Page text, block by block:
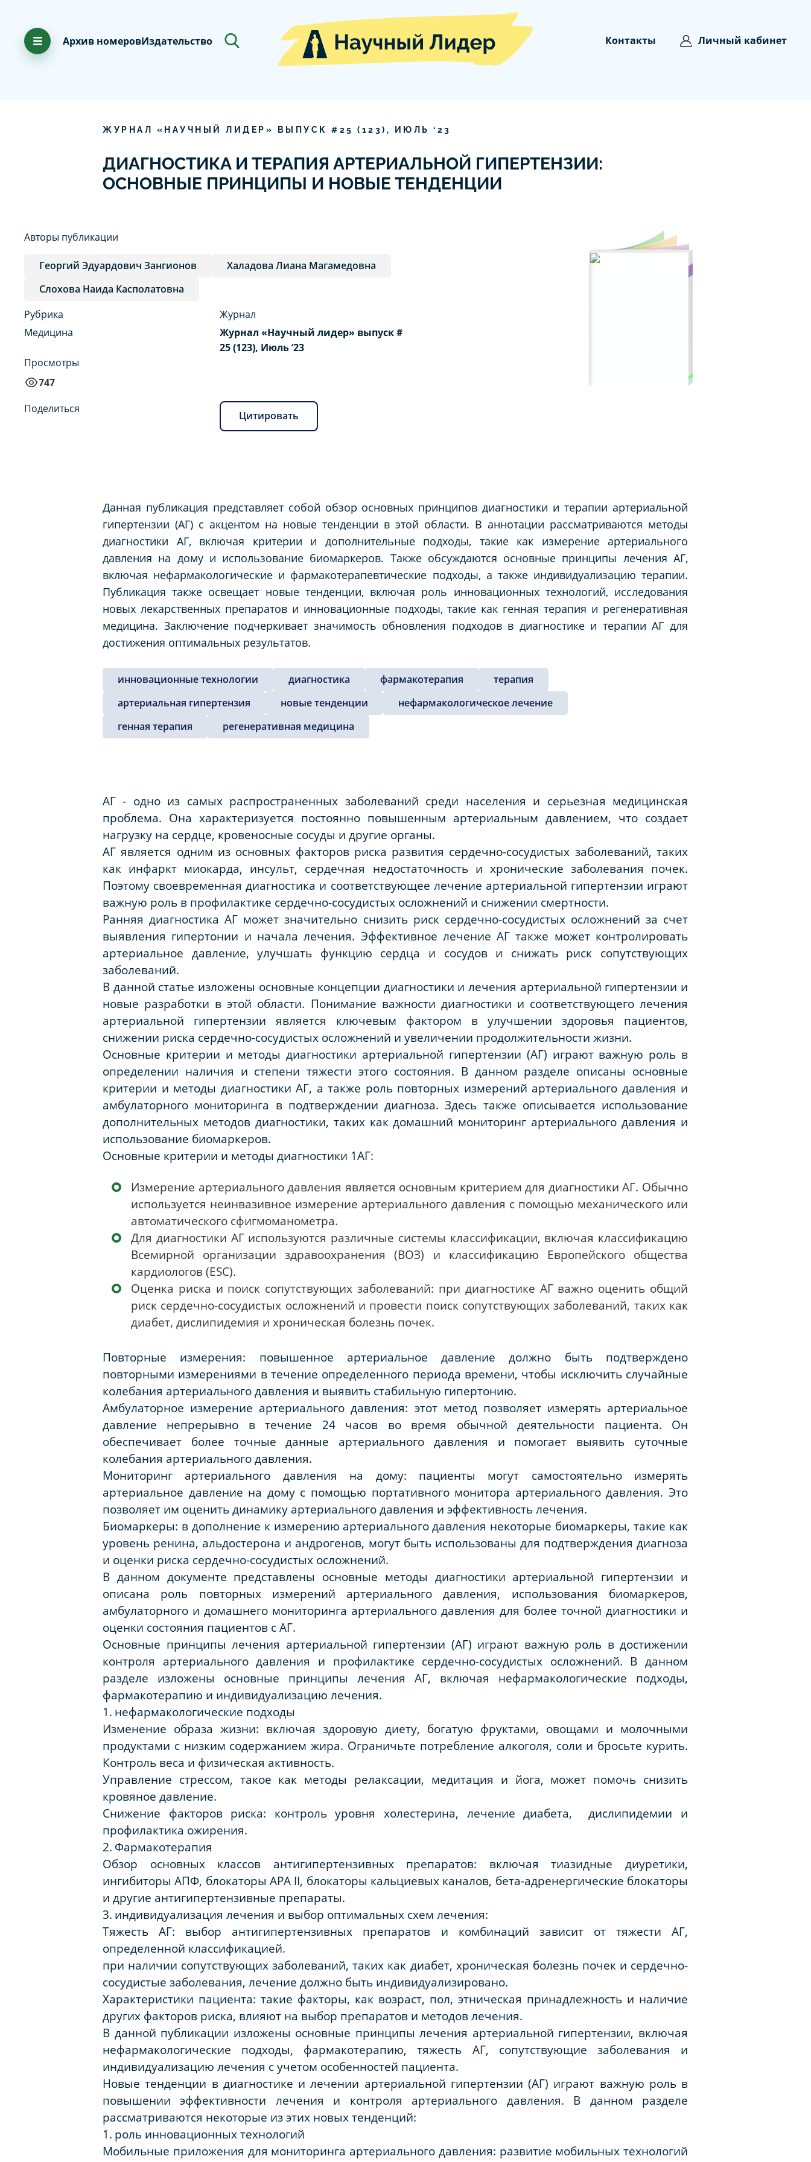
Архив номеровИздательство Контакты Личный кабинет
ЖУРНАЛ «НАУЧНЫЙ ЛИДЕР» ВЫПУСК # 25 ( 123), ИЮЛЬ ‘ 23
ДИАГНОСТИКА И ТЕРАПИЯ АРТЕРИАЛЬНОЙ ГИПЕРТЕНЗИИ:
ОСНОВНЫЕ ПРИНЦИПЫ И НОВЫЕ ТЕНДЕНЦИИ
Авторы публикации
Георгий Эдуардович Зангионов
Халадова Лиана Магамедовна
Слохова Наида Касполатовна
Рубрика
Медицина
Просмотры
747
Журнал
Журнал «Научный лидер» выпуск #
25 (123), Июль ‘23
Поделиться
Цитировать
Данная публикация представляет собой обзор основных принципов диагностики и терапии артериальной
гипертензии (АГ) с акцентом на новые тенденции в этой области. В аннотации рассматриваются методы
диагностики АГ, включая критерии и дополнительные подходы, такие как измерение артериального
давления на дому и использование биомаркеров. Также обсуждаются основные принципы лечения АГ,
включая нефармакологические и фармакотерапевтические подходы, а также индивидуализацию терапии.
Публикация также освещает новые тенденции, включая роль инновационных технологий, исследования
новых лекарственных препаратов и инновационные подходы, такие как генная терапия и регенеративная
медицина. Заключение подчеркивает значимость обновления подходов в диагностике и терапии АГ для
достижения оптимальных результатов.
инновационные технологии диагностика фармакотерапия
терапия
артериальная гипертензия
новые тенденции
нефармакологическое лечение
генная терапия
регенеративная медицина
АГ - одно из самых распространенных заболеваний среди населения и серьезная медицинская
проблема. Она характеризуется постоянно повышенным артериальным давлением, что создает
нагрузку на сердце, кровеносные сосуды и другие органы.
АГ является одним из основных факторов риска развития сердечно-сосудистых заболеваний, таких
как инфаркт миокарда, инсульт, сердечная недостаточность и хронические заболевания почек.
Поэтому своевременная диагностика и соответствующее лечение артериальной гипертензии играют
важную роль в профилактике сердечно-сосудистых осложнений и снижении смертности.
Ранняя диагностика АГ может значительно снизить риск сердечно-сосудистых осложнений за счет
выявления гипертонии и начала лечения. Эффективное лечение АГ также может контролировать
артериальное давление, улучшать функцию сердца и сосудов и снижать риск сопутствующих
заболеваний.
В данной статье изложены основные концепции диагностики и лечения артериальной гипертензии и
новые разработки в этой области. Понимание важности диагностики и соответствующего лечения
артериальной гипертензии является ключевым фактором в улучшении здоровья пациентов,
снижении риска сердечно-сосудистых осложнений и увеличении продолжительности жизни.
Основные критерии и методы диагностики артериальной гипертензии (АГ) играют важную роль в
определении наличия и степени тяжести этого состояния. В данном разделе описаны основные
критерии и методы диагностики АГ, а также роль повторных измерений артериального давления и
амбулаторного мониторинга в подтверждении диагноза. Здесь также описывается использование
дополнительных методов диагностики, таких как домашний мониторинг артериального давления и
использование биомаркеров.
Основные критерии и методы диагностики 1АГ:
Измерение артериального давления является основным критерием для диагностики АГ. Обычно
используется неинвазивное измерение артериального давления с помощью механического или
автоматического сфигмоманометра.
Для диагностики АГ используются различные системы классификации, включая классификацию
Всемирной организации здравоохранения (ВОЗ) и классификацию Европейского общества
кардиологов (ESC).
Оценка риска и поиск сопутствующих заболеваний: при диагностике АГ важно оценить общий
риск сердечно-сосудистых осложнений и провести поиск сопутствующих заболеваний, таких как
диабет, дислипидемия и хроническая болезнь почек.
Повторные измерения: повышенное артериальное давление должно быть подтверждено
повторными измерениями в течение определенного периода времени, чтобы исключить случайные
колебания артериального давления и выявить стабильную гипертонию.
Амбулаторное измерение артериального давления: этот метод позволяет измерять артериальное
давление непрерывно в течение 24 часов во время обычной деятельности пациента. Он
обеспечивает более точные данные артериального давления и помогает выявить суточные
колебания артериального давления.
Мониторинг артериального давления на дому: пациенты могут самостоятельно измерять
артериальное давление на дому с помощью портативного монитора артериального давления. Это
позволяет им оценить динамику артериального давления и эффективность лечения.
Биомаркеры: в дополнение к измерению артериального давления некоторые биомаркеры, такие как
уровень ренина, альдостерона и андрогенов, могут быть использованы для подтверждения диагноза
и оценки риска сердечно-сосудистых осложнений.
В данном документе представлены основные методы диагностики артериальной гипертензии и
описана роль повторных измерений артериального давления, использования биомаркеров,
амбулаторного и домашнего мониторинга артериального давления для более точной диагностики и
оценки состояния пациентов с АГ.
Основные принципы лечения артериальной гипертензии (АГ) играют важную роль в достижении
контроля артериального давления и профилактике сердечно-сосудистых осложнений. В данном
разделе изложены основные принципы лечения АГ, включая нефармакологические подходы,
фармакотерапию и индивидуализацию лечения.
1. нефармакологические подходы
Изменение образа жизни: включая здоровую диету, богатую фруктами, овощами и молочными
продуктами с низким содержанием жира. Ограничьте потребление алкоголя, соли и бросьте курить.
Контроль веса и физическая активность.
Управление стрессом, такое как методы релаксации, медитация и йога, может помочь снизить
кровяное давление.
Снижение факторов риска: контроль уровня холестерина, лечение диабета, дислипидемии и
профилактика ожирения.
2. Фармакотерапия
Обзор основных классов антигипертензивных препаратов: включая тиазидные диуретики,
ингибиторы АПФ, блокаторы АРА II, блокаторы кальциевых каналов, бета-адренергические блокаторы
и другие антигипертензивные препараты.
3. индивидуализация лечения и выбор оптимальных схем лечения:
Тяжесть АГ: выбор антигипертензивных препаратов и комбинаций зависит от тяжести АГ,
определенной классификацией.
при наличии сопутствующих заболеваний, таких как диабет, хроническая болезнь почек и сердечно-
сосудистые заболевания, лечение должно быть индивидуализировано.
Характеристики пациента: такие факторы, как возраст, пол, этническая принадлежность и наличие
других факторов риска, влияют на выбор препаратов и методов лечения.
В данной публикации изложены основные принципы лечения артериальной гипертензии, включая
нефармакологические подходы, фармакотерапию, тяжесть АГ, сопутствующие заболевания и
индивидуализацию лечения с учетом особенностей пациента.
Новые тенденции в диагностике и лечении артериальной гипертензии (АГ) играют важную роль в
повышении эффективности лечения и контроля артериального давления. В данном разделе
рассматриваются некоторые из этих новых тенденций:
1. роль инновационных технологий
Мобильные приложения для мониторинга артериального давления: развитие мобильных технологий